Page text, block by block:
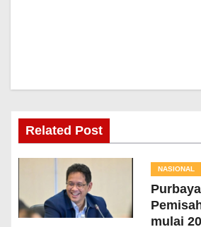
Related Post
NASIONAL
mulai